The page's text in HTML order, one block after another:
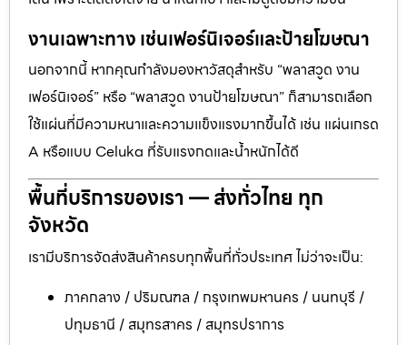
งานเฉพาะทาง เช่นเฟอร์นิเจอร์และป้ายโฆษณา
นอกจากนี้ หากคุณกำลังมองหาวัสดุสำหรับ “พลาสวูด งาน
เฟอร์นิเจอร์” หรือ “พลาสวูด งานป้ายโฆษณา” ก็สามารถเลือก
ใช้แผ่นที่มีความหนาและความแข็งแรงมากขึ้นได้ เช่น แผ่นเกรด
A หรือแบบ Celuka ที่รับแรงกดและน้ำหนักได้ดี
พื้นที่บริการของเรา — ส่งทั่วไทย ทุก
จังหวัด
เรามีบริการจัดส่งสินค้าครบทุกพื้นที่ทั่วประเทศ ไม่ว่าจะเป็น:
ภาคกลาง / ปริมณฑล / กรุงเทพมหานคร / นนทบุรี /
ปทุมธานี / สมุทรสาคร / สมุทรปราการ